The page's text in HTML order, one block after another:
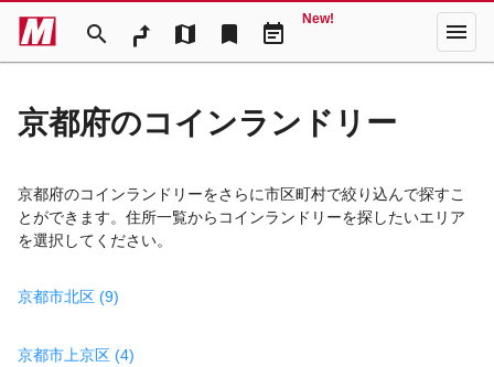
search map bookmark event_note
New! menu
京都府のコインランドリー
京都府のコインランドリーをさらに市区町村で絞り込んで探すこ
とができます。住所一覧からコインランドリーを探したいエリア
を選択してください。
京都市北区 (9)
京都市上京区 (4)